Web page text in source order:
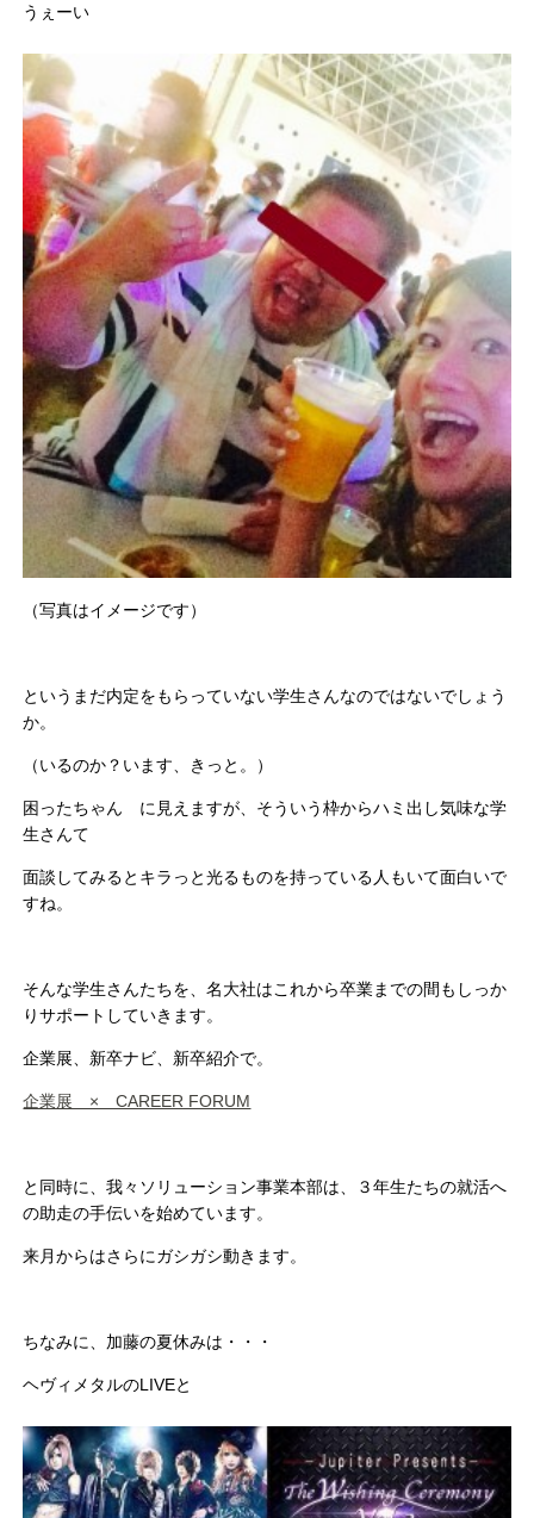
うぇーい
（写真はイメージです）
というまだ内定をもらっていない学生さんなのではないでしょう
か。
（いるのか？います、きっと。）
困ったちゃん に見えますが、そういう枠からハミ出し気味な学
生さんて
面談してみるとキラっと光るものを持っている人もいて面白いで
すね。
そんな学生さんたちを、名大社はこれから卒業までの間もしっか
りサポートしていきます。
企業展、新卒ナビ、新卒紹介で。
企業展 × CAREER FORUM
と同時に、我々ソリューション事業本部は、３年生たちの就活へ
の助走の手伝いを始めています。
来月からはさらにガシガシ動きます。
ちなみに、加藤の夏休みは・・・
ヘヴィメタルのLIVEと